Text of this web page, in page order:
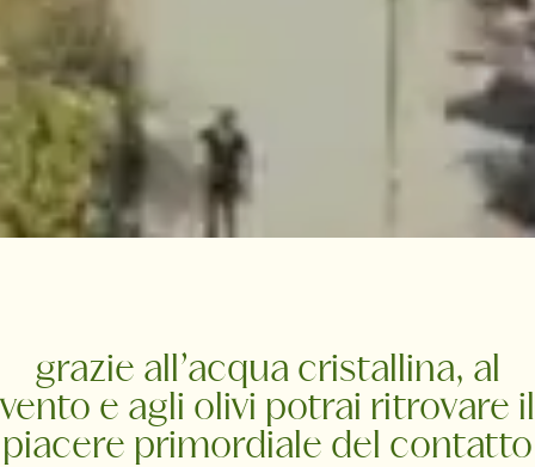
grazie all’acqua cristallina, al
vento e agli olivi potrai ritrovare il
piacere primordiale del contatto